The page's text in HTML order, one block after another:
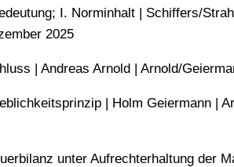
I. Norminhalt | Schiffers/
2025
| Andreas Arnold | Arnold/​​
| Holm Geiermann |
unter Aufrechterhaltung der